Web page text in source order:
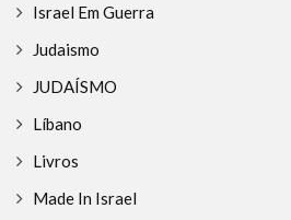
Israel Em Guerra
Judaismo
JUDAÍSMO
Líbano
Livros
Made In Israel